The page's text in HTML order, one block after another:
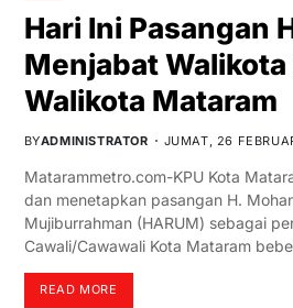
Hari Ini Pasangan
Menjabat Walikota
Walikota Mataram
BYADMINISTRATOR JUMAT, 26
Matarammetro.com-KPU Kota
dan menetapkan pasangan H.
Mujiburrahman (HARUM) sebagai
Cawali/Cawawali Kota Mataram
READ MORE